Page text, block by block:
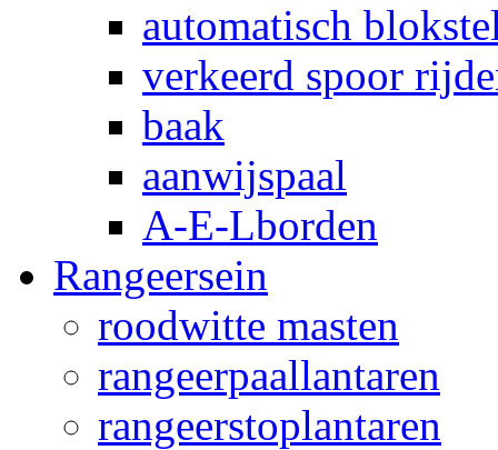
automatisch
verkeerd spoor
baak
aanwijspaal
A-E-Lborden
Rangeersein
roodwitte masten
rangeerpaallantaren
rangeerstoplantaren